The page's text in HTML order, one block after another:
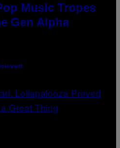
Music Tropes
Gen Alpha